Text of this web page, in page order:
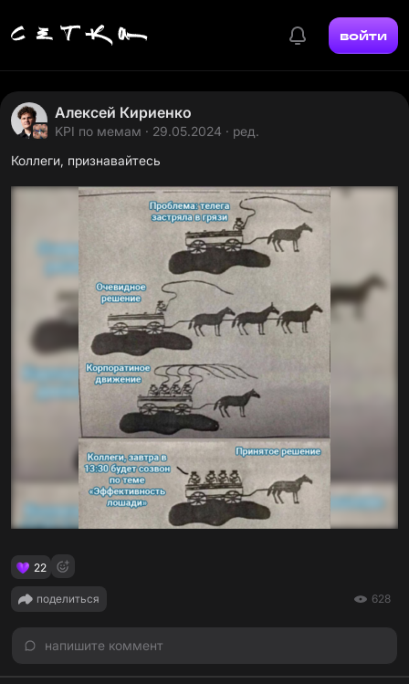
войти
Алексей Кириенко
KPI по мемам · 29.05.2024 · ред.
Коллеги, признавайтесь
22
поделиться 628
напишите коммент